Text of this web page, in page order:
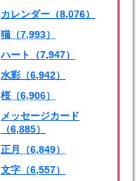
カレンダー（8,076）
猫（7,993）
ハート（7,947）
水彩（6,942）
桜（6,906）
メッセージカード
（6,885）
正月（6,849）
文字（6,557）